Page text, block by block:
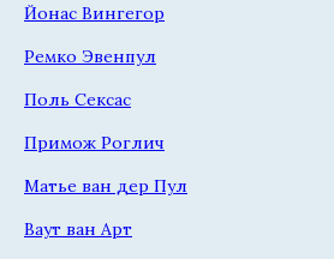
Йонас Вингегор
Ремко Эвенпул
Поль Сексас
Примож Роглич
Матье ван дер Пул
Ваут ван Арт